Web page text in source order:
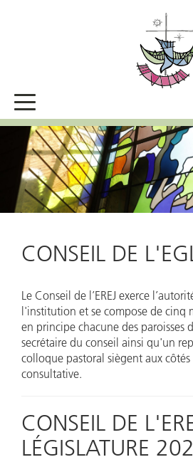
CONSEIL DE
Le Conseil de l’EREJ exerce
l'institution et se compose de cinq
en principe chacune des paroisses
secrétaire du conseil ainsi qu'un
colloque pastoral siègent aux
consultative.
CONSEIL DE
LÉGISLATURE